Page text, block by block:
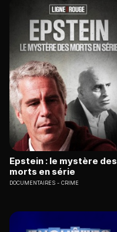
Epstein : le mystère des
morts en série
DOCUMENTAIRES CRIME